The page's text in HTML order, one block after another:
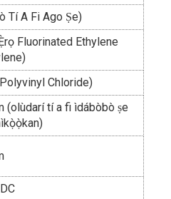
Tí A Fi Ago Ṣe)
Fluorinated Ethylene
Chloride)
(olùdarí tí a fi ìdábòbò ṣe